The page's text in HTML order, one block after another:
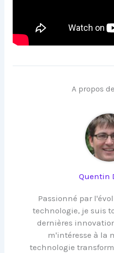
A propos
Quentin
Passionné par
technologie, je suis
dernières
m'intéresse à la
technologie